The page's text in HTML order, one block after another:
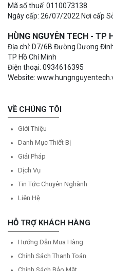
Mã số thuế: 0110073138
Ngày cấp: 26/07/2022 Nơi cấp
HÙNG NGUYÊN TECH - TP
Địa chỉ: D7/6B Đường Dương
TP Hồ Chí Minh
Điện thoại: 0934616395
Website:
VỀ CHÚNG TÔI
Giới Thiệu
Danh Mục Thiết Bị
Giải Pháp
Dịch Vụ
Tin Tức Chuyên Nghành
Liên Hệ
HỖ TRỢ KHÁCH HÀNG
Hướng Dẫn Mua Hàng
Chính Sách Thanh Toán